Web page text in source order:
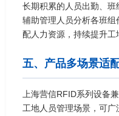
长期积累的人员出勤、
辅助管理人员分析各班
配人力资源，持续提升工
五、产品多场景适
上海营信RFID系列设备
工地人员管理场景，可